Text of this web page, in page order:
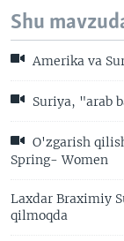
Shu
Amerika va
Suriya, "arab
O'zgarish
Spring- Women
Laxdar Braximiy
qilmoqda